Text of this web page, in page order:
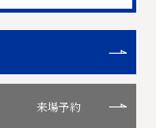
来場予約